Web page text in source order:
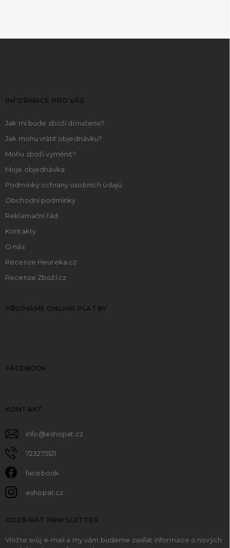
INFORMACE PRO VÁS
Jak mi bude zboží doručeno?
Jak mohu vrátit objednávku?
Mohu zboží vyměnit?
Moje objednávka
Podmínky ochrany osobních údajů
Obchodní podmínky
Reklamační řád
Kontakty
O nás
Recenze Heureka.cz
Recenze Zboží.cz
PŘIJÍMÁME ONLINE PLATBY
FACEBOOK
KONTAKT
info@eshopat.cz
723275121
facebook
eshopat.cz
ODEBÍRAT NEWSLETTER
Vložte svůj e-mail a my vám budeme zasílat informace o nových